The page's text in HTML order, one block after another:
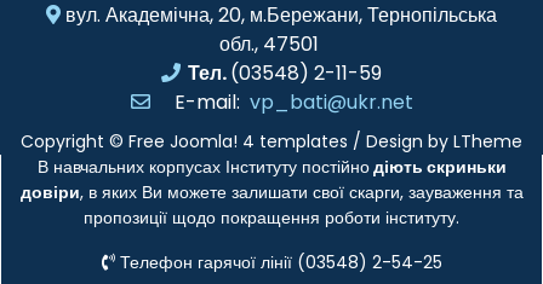
вул. Академічна, 20, м.Бережани, Тернопільська
обл., 47501
Тел.(03548) 2-11-59
E-mail: vp_bati@ukr.net
Copyright © Free Joomla! 4 templates / Design by LTheme
В навчальних корпусах Інституту постійнодіють скриньки
довіри, в яких Ви можете залишати свої скарги, зауваження та
пропозиції щодо покращення роботи інституту.
Телефон гарячої лінії (03548) 2-54-25